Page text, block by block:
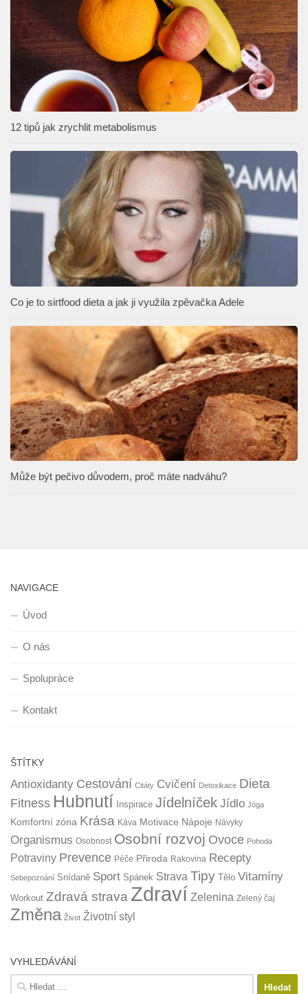
12 tipů jak zrychlit metabolismus
Co je to sirtfood dieta a jak ji využila zpěvačka Adele
Může být pečivo důvodem, proč máte nadváhu?
NAVIGACE
Úvod
O nás
Spolupráce
Kontakt
ŠTÍTKY
Antioxidanty Cestování Citáty Cvičení Detoxikace Dieta
Fitness Hubnutí Inspirace Jídelníček Jídlo Jóga
Komfortní zóna Krása Káva Motivace Nápoje Návyky
Organismus Osobnost Osobní rozvoj Ovoce Pohoda
Potraviny Prevence Péče Přiroda Rakovina Recepty
Sebepoznání Snídaně Sport Spánek Strava Tipy Tělo Vitamíny
Workout Zdravá strava Zdraví Zelenina Zelený čaj
Změna Život Životní styl
VYHLEDÁVÁNÍ
Vyhledávání